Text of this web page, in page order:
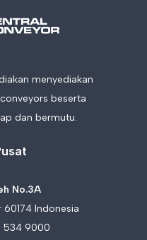
menyediakan
beserta
dan bermutu.
No.3A
60174 Indonesia
534 9000